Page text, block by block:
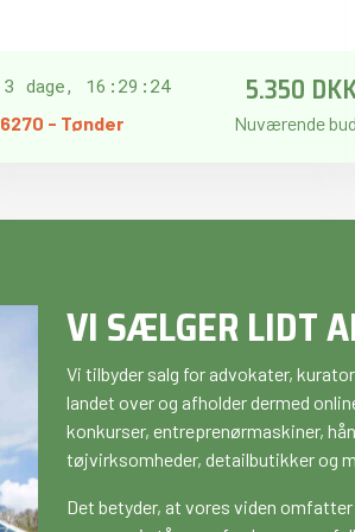
3 dage, 16:29:23
6270 - Tønder
5.350
Nuværende bud
VI SÆLGER LIDT
Vi tilbyder salg for advokater,
landet over og afholder dermed
konkurser, entreprenørmaskiner,
tøjvirksomheder, detailbutikker og
Det betyder, at vores viden